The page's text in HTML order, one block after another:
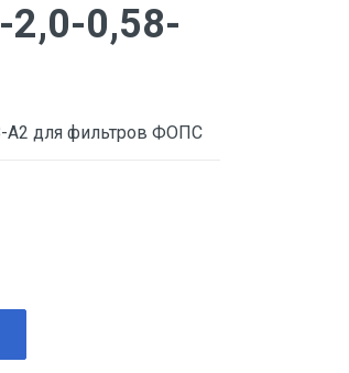
2,0-0,58-
А2 для фильтров ФОПС